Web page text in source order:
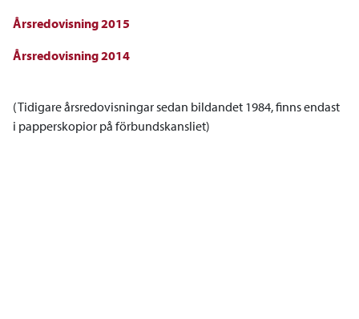
Årsredovisning 2015
Årsredovisning 2014
(Tidigare årsredovisningar sedan bildandet 1984, finns endast
i papperskopior på förbundskansliet)